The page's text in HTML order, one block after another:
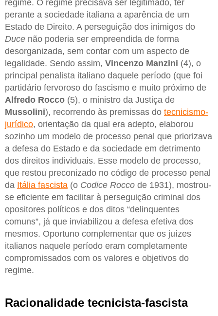
regime. O regime precisava ser legitimado, ter
perante a sociedade italiana a aparência de um
Estado de Direito. A perseguição dos inimigos do
Duce não poderia ser empreendida de forma
desorganizada, sem contar com um aspecto de
legalidade. Sendo assim, Vincenzo Manzini (4), o
principal penalista italiano daquele período (que foi
partidário fervoroso do fascismo e muito próximo de
Alfredo Rocco (5), o ministro da Justiça de
Mussolini), recorrendo às premissas do tecnicismo-
jurídico, orientação da qual era adepto, elaborou
sozinho um modelo de processo penal que priorizava
a defesa do Estado e da sociedade em detrimento
dos direitos individuais. Esse modelo de processo,
que restou preconizado no código de processo penal
da Itália fascista (o Codice Rocco de 1931), mostrou-
se eficiente em facilitar à perseguição criminal dos
opositores políticos e dos ditos “delinquentes
comuns”, já que inviabilizou a defesa efetiva dos
mesmos. Oportuno complementar que os juízes
italianos naquele período eram completamente
compromissados com os valores e objetivos do
regime.
Racionalidade tecnicista-fascista